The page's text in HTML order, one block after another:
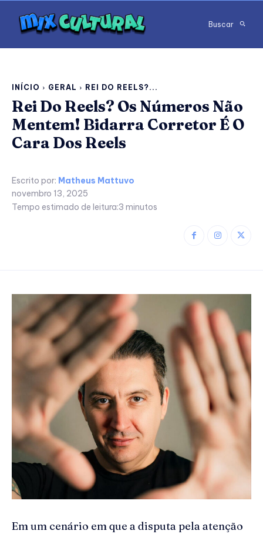
Buscar
INÍCIO GERAL REI DO REELS?...
Rei Do Reels? Os Números Não
Mentem! Bidarra Corretor É O
Cara Dos Reels
Escrito por: Matheus Mattuvo
novembro 13, 2025
Tempo estimado de leitura:3 minutos
Em um cenário em que a disputa pela atenção